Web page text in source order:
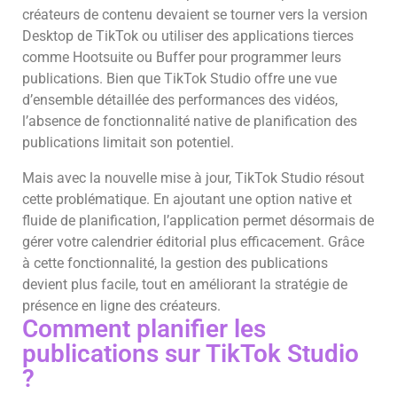
créateurs de contenu devaient se tourner vers la version
Desktop de TikTok ou utiliser des applications tierces
comme Hootsuite ou Buffer pour programmer leurs
publications. Bien que TikTok Studio offre une vue
d’ensemble détaillée des performances des vidéos,
l’absence de fonctionnalité native de planification des
publications limitait son potentiel.
Mais avec la nouvelle mise à jour, TikTok Studio résout
cette problématique. En ajoutant une option native et
fluide de planification, l’application permet désormais de
gérer votre calendrier éditorial plus efficacement. Grâce
à cette fonctionnalité, la gestion des publications
devient plus facile, tout en améliorant la stratégie de
présence en ligne des créateurs.
Comment planifier les
publications sur TikTok Studio
?